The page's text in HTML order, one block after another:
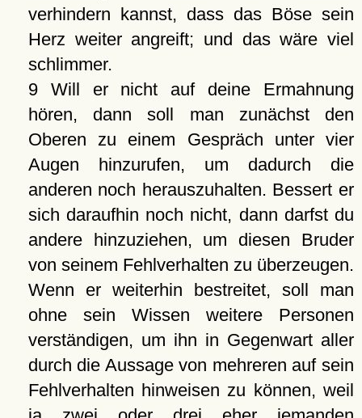
verhindern kannst, dass das Böse sein
Herz weiter angreift; und das wäre viel
schlimmer.
9 Will er nicht auf deine Ermahnung
hören, dann soll man zunächst den
Oberen zu einem Gespräch unter vier
Augen hinzurufen, um dadurch die
anderen noch herauszuhalten. Bessert er
sich daraufhin noch nicht, dann darfst du
andere hinzuziehen, um diesen Bruder
von seinem Fehlverhalten zu überzeugen.
Wenn er weiterhin bestreitet, soll man
ohne sein Wissen weitere Personen
verständigen, um ihn in Gegenwart aller
durch die Aussage von mehreren auf sein
Fehlverhalten hinweisen zu können, weil